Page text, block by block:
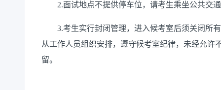
2.面试地点不提供停车位，请考生乘坐公共交
3.考生实行封闭管理，进入候考室后须关闭所有
从工作人员组织安排，遵守候考室纪律，未经允
留。